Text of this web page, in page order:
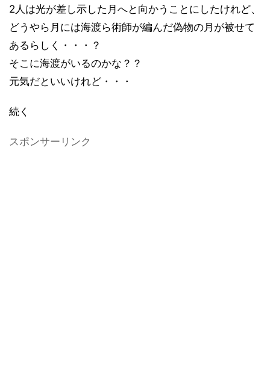
2人は光が差し示した月へと向かうことにしたけれど、
どうやら月には海渡ら術師が編んだ偽物の月が被せて
あるらしく・・・？
そこに海渡がいるのかな？？
元気だといいけれど・・・
続く
スポンサーリンク